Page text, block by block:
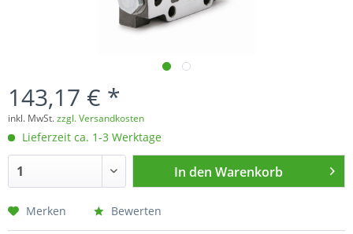
143,17 € *
inkl. MwSt.zzgl. Versandkosten
Lieferzeit ca. 1-3 Werktage
In den Warenkorb
Merken Bewerten